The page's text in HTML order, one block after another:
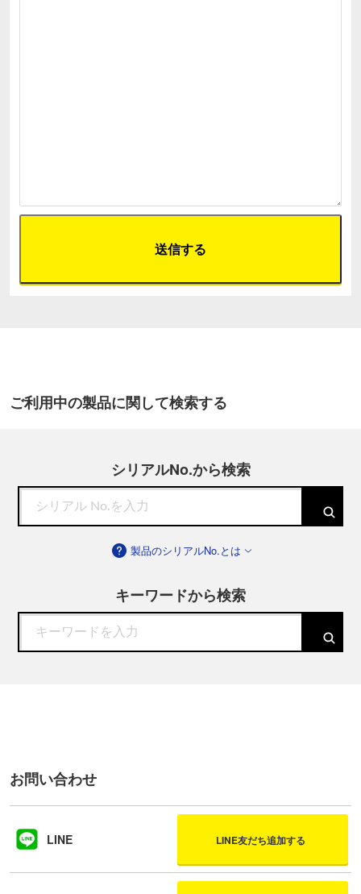
ご利用中の製品に関して検索する
シリアルNo.から検索
製品のシリアルNo.とは
キーワードから検索
お問い合わせ
LINE LINE友だち追加する